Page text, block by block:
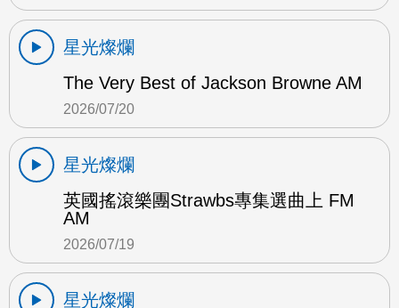
星光燦爛
The Very Best of Jackson Browne AM
2026/07/20
星光燦爛
英國搖滾樂團Strawbs專集選曲上 FM
AM
2026/07/19
星光燦爛